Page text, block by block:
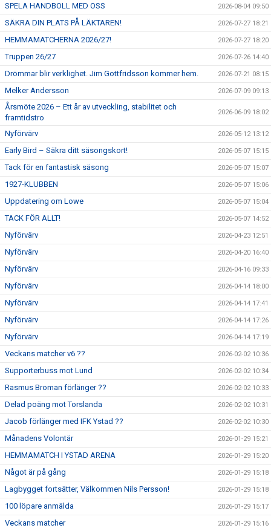
SPELA HANDBOLL MED OSS 2026-08-04 09:50
SÄKRA DIN PLATS PÅ LÄKTAREN! 2026-07-27 18:21
HEMMAMATCHERNA 2026/27! 2026-07-27 18:20
Truppen 26/27 2026-07-26 14:40
Drömmar blir verklighet. Jim Gottfridsson kommer hem. 2026-07-21 08:15
Melker Andersson 2026-07-09 09:13
Årsmöte 2026 – Ett år av utveckling, stabilitet och
framtidstro
2026-06-09 18:02
Nyförvärv 2026-05-12 13:12
Early Bird – Säkra ditt säsongskort! 2026-05-07 15:15
Tack för en fantastisk säsong 2026-05-07 15:07
1927-KLUBBEN 2026-05-07 15:06
Uppdatering om Lowe 2026-05-07 15:04
TACK FÖR ALLT! 2026-05-07 14:52
Nyförvärv 2026-04-23 12:51
Nyförvärv 2026-04-20 16:40
Nyförvärv 2026-04-16 09:33
Nyförvärv 2026-04-14 18:00
Nyförvärv 2026-04-14 17:41
Nyförvärv 2026-04-14 17:26
Nyförvärv 2026-04-14 17:19
Veckans matcher v6 ?? 2026-02-02 10:36
Supporterbuss mot Lund 2026-02-02 10:34
Rasmus Broman förlänger ?? 2026-02-02 10:33
Delad poäng mot Torslanda 2026-02-02 10:31
Jacob förlänger med IFK Ystad ?? 2026-02-02 10:30
Månadens Volontär 2026-01-29 15:21
HEMMAMATCH I YSTAD ARENA 2026-01-29 15:20
Något är på gång 2026-01-29 15:18
Lagbygget fortsätter, Välkommen Nils Persson! 2026-01-29 15:18
100 löpare anmälda 2026-01-29 15:17
Veckans matcher 2026-01-29 15:16